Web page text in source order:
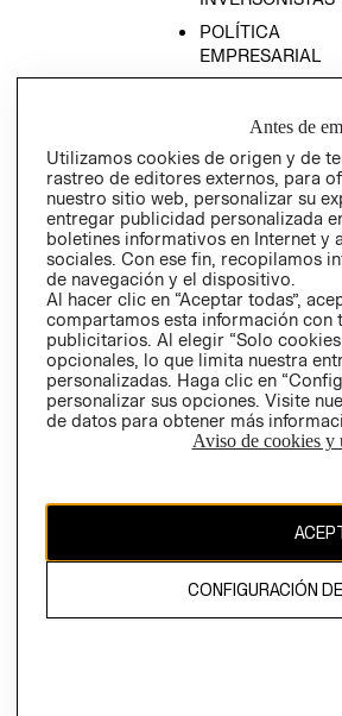
POLÍTICA
EMPRESARIAL
Ecuador ($)
CAMBIAR REGIÓN
propiedad de H&M Hennes & Mauritz AB.
Antes de
Utilizamos cookies de origen y de
rastreo de editores externos, para
nuestro sitio web, personalizar su
entregar publicidad personalizada
boletines informativos en Internet y
sociales. Con ese fin, recopilamos
de navegación y el dispositivo.
Al hacer clic en “Aceptar todas”,
compartamos esta información con
publicitarios. Al elegir “Solo
opcionales, lo que limita nuestra
personalizadas. Haga clic en
personalizar sus opciones. Visite
de datos para obtener más
Aviso de cookies y
CONFIGURACIÓN